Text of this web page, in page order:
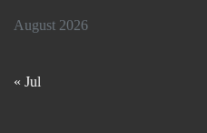
August 2026
« Jul